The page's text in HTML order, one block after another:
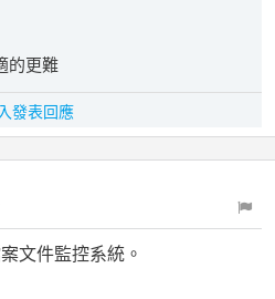
的更難
發表回應
文件監控系統。